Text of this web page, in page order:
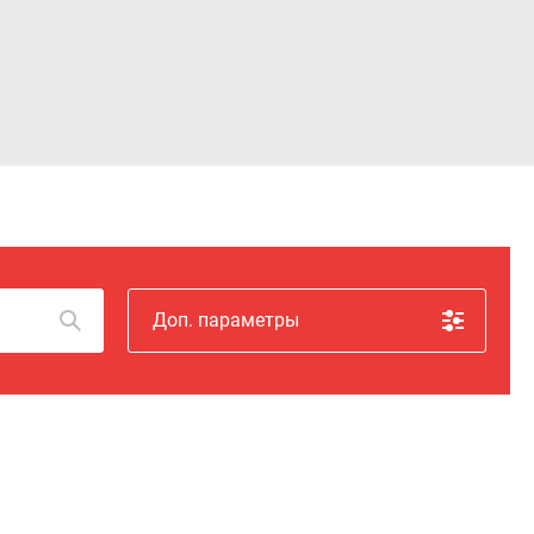
Доп. параметры